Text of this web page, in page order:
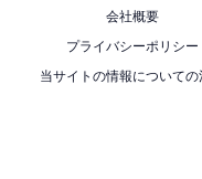
会社概要
プライバシーポリシー
当サイトの情報についての